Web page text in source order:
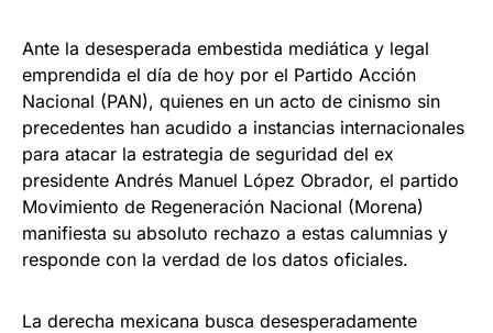
Ante la desesperada embestida mediática y legal
emprendida el día de hoy por el Partido Acción
Nacional (PAN), quienes en un acto de cinismo sin
precedentes han acudido a instancias internacionales
para atacar la estrategia de seguridad del ex
presidente Andrés Manuel López Obrador, el partido
Movimiento de Regeneración Nacional (Morena)
manifiesta su absoluto rechazo a estas calumnias y
responde con la verdad de los datos oficiales.
La derecha mexicana busca desesperadamente